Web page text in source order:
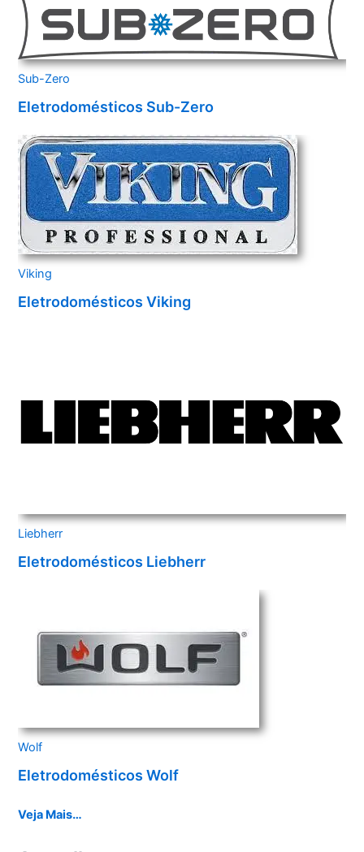
Sub-Zero
Eletrodomésticos Sub-Zero
Viking
Eletrodomésticos Viking
Liebherr
Eletrodomésticos Liebherr
Wolf
Eletrodomésticos Wolf
Veja Mais…